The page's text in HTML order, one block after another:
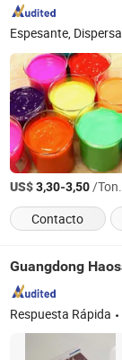
US$3,30-3,50/Tonelada
Contacto
Respuesta Rápida